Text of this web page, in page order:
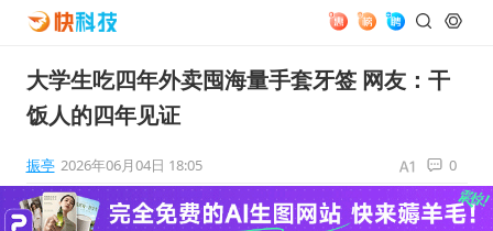
大学生吃四年外卖囤海量手套牙签 网友：干
饭人的四年见证
振亭 2026年06月04日 18:05 0